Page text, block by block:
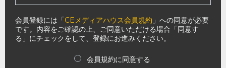
会員登録には「CEメディアハウス会員規約 」への同意が必要
です。内容をご確認の上、ご同意いただける場合「同意す
る」にチェックをして、登録にお進みください。
会員規約に同意する